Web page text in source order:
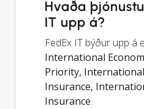
Hvaða
IT upp á?
FedEx IT býður upp á
International
Priority,
Insurance,
Insurance.